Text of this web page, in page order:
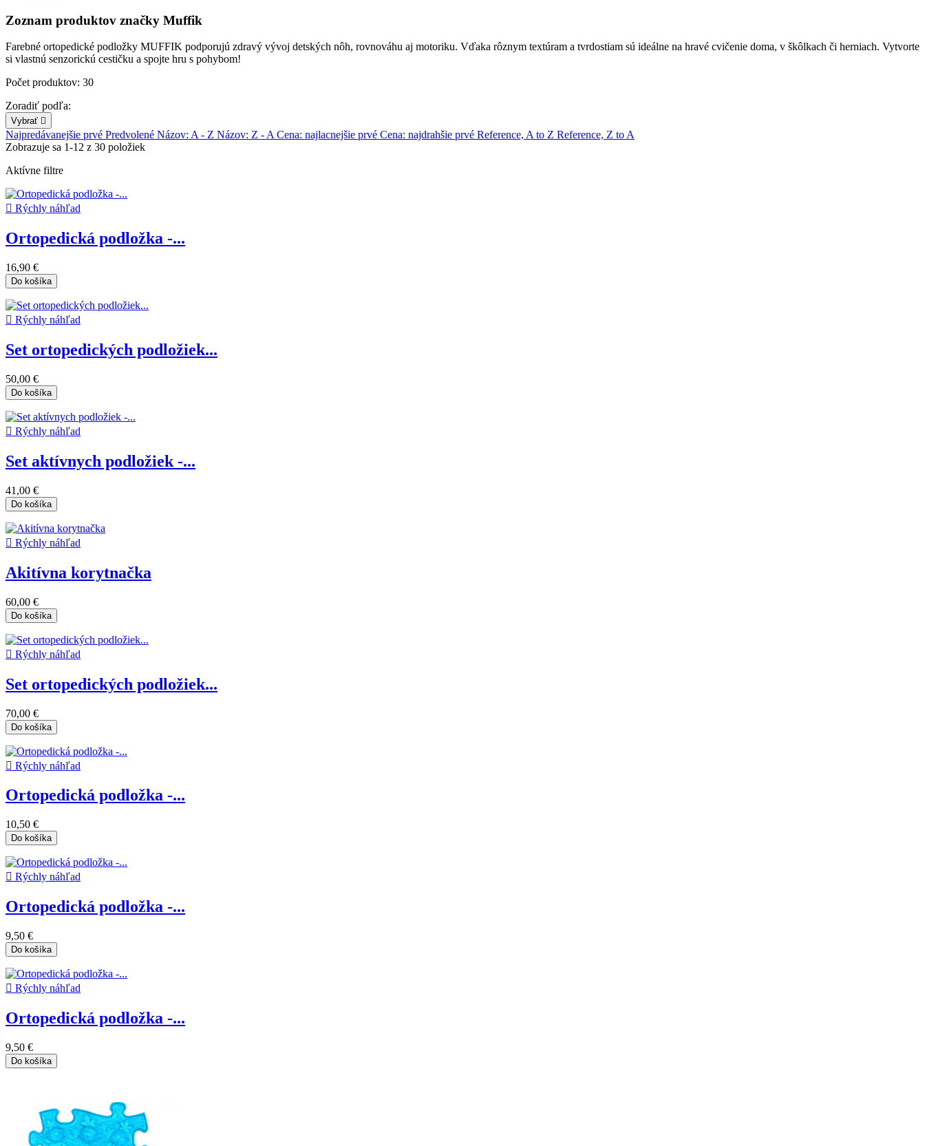
Zoznam produktov značky Muffik
Farebné ortopedické podložky MUFFIK podporujú zdravý vývoj detských nôh, rovnováhu aj motoriku. Vďaka rôznym textúram a tvrdostiam sú ideálne na hravé cvičenie doma, v škôlkach či herniach. Vytvorte
si vlastnú senzorickú cestičku a spojte hru s pohybom!
Počet produktov: 30
Zoradiť podľa:
Vybrať 
Najpredávanejšie prvé Predvolené Názov: A - Z Názov: Z - ACena: najlacnejšie prvé Cena: najdrahšie prvé Reference, A to Z Reference, Z to A
Zobrazuje sa 1-12 z 30 položiek
Aktívne filtre
 Rýchly náhľad
Ortopedická podložka -...
16,90 €
Do košíka
 Rýchly náhľad
Set ortopedických podložiek...
50,00 €
Do košíka
 Rýchly náhľad
Set aktívnych podložiek -...
41,00 €
Do košíka
 Rýchly náhľad
Akitívna korytnačka
60,00 €
Do košíka
 Rýchly náhľad
Set ortopedických podložiek...
70,00 €
Do košíka
 Rýchly náhľad
Ortopedická podložka -...
10,50 €
Do košíka
 Rýchly náhľad
Ortopedická podložka -...
9,50 €
Do košíka
 Rýchly náhľad
Ortopedická podložka -...
9,50 €
Do košíka